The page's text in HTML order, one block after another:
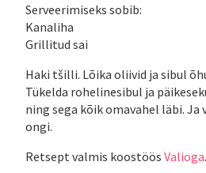
Serveerimiseks sobib:
Kanaliha
Grillitud sai
Haki tšilli. Lõika oliivid ja sibul
Tükelda rohelinesibul ja
ning sega kõik omavahel läbi. Ja
ongi.
Retsept valmis koostöös Valioga.